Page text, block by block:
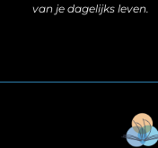
van je dagelijks leven.